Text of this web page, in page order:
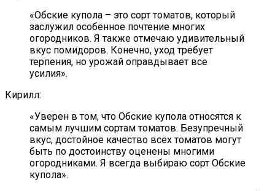
«Обские купола – это сорт томатов, который
заслужил особенное почтение многих
огородников. Я также отмечаю удивительный
вкус помидоров. Конечно, уход требует
терпения, но урожай оправдывает все
усилия».
Кирилл:
«Уверен в том, что Обские купола относятся к
самым лучшим сортам томатов. Безупречный
вкус, достойное качество всех томатов могут
быть по достоинству оценены многими
огородниками. Я всегда выбираю сорт Обские
купола».